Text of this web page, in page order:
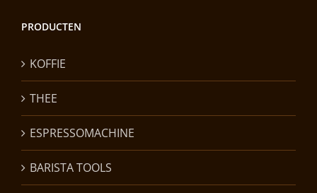
PRODUCTEN
KOFFIE
THEE
ESPRESSOMACHINE
BARISTA TOOLS